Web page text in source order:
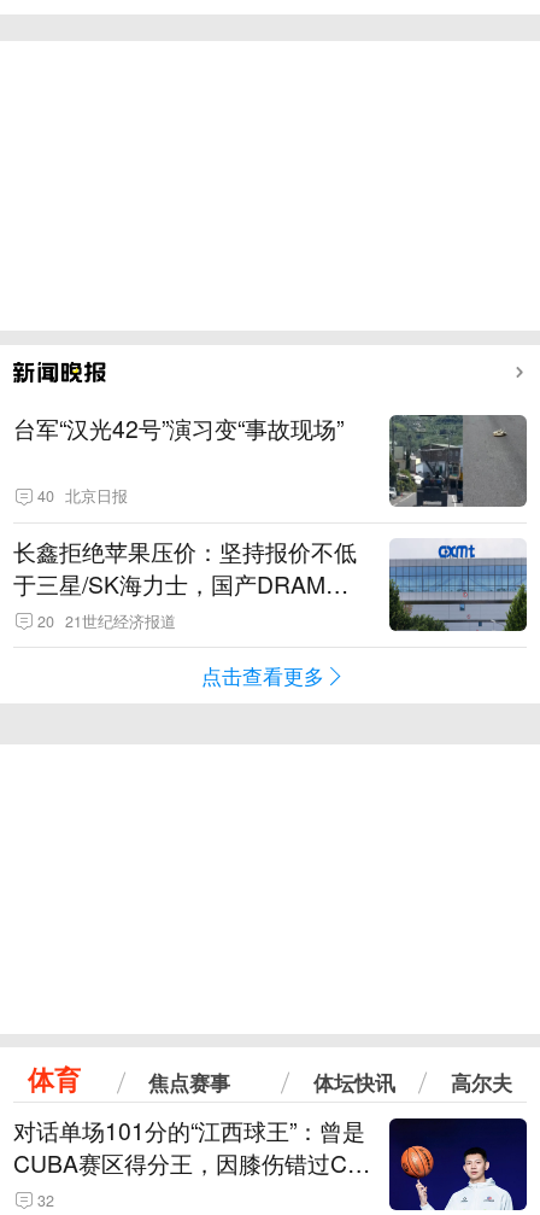
台军“汉光42号”演习变“事故现场”
40 北京日报
长鑫拒绝苹果压价：坚持报价不低
于三星/SK海力士，国产DRAM掌
握定价权
20 21世纪经济报道
点击查看更多
体育 焦点赛事 体坛快讯 高尔夫
对话单场101分的“江西球王”：曾是
CUBA赛区得分王，因膝伤错过CB
A选秀
32